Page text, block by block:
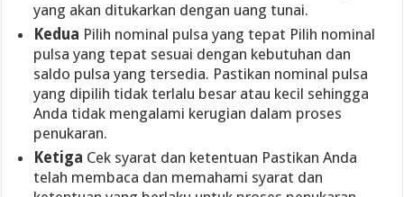
yang akan ditukarkan dengan uang tunai.
Kedua Pilih nominal pulsa yang tepat Pilih nominal
pulsa yang tepat sesuai dengan kebutuhan dan
saldo pulsa yang tersedia. Pastikan nominal pulsa
yang dipilih tidak terlalu besar atau kecil sehingga
Anda tidak mengalami kerugian dalam proses
penukaran.
Ketiga Cek syarat dan ketentuan Pastikan Anda
telah membaca dan memahami syarat dan